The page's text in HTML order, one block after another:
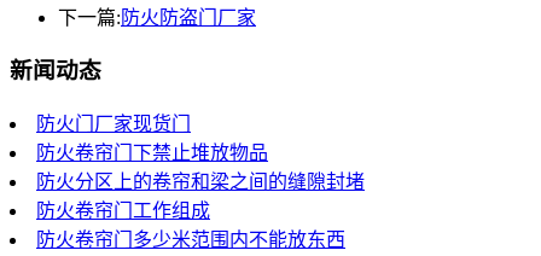
下一篇: 防火防盗门厂家
新闻动态
防火门厂家现货门
防火卷帘门下禁止堆放物品
防火分区上的卷帘和梁之间的缝隙封堵
防火卷帘门工作组成
防火卷帘门多少米范围内不能放东西